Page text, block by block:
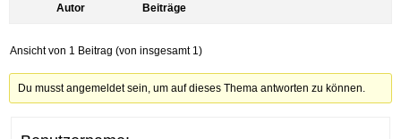
Autor Beiträge
Ansicht von 1 Beitrag (von insgesamt 1)
Du musst angemeldet sein, um auf dieses Thema antworten zu können.